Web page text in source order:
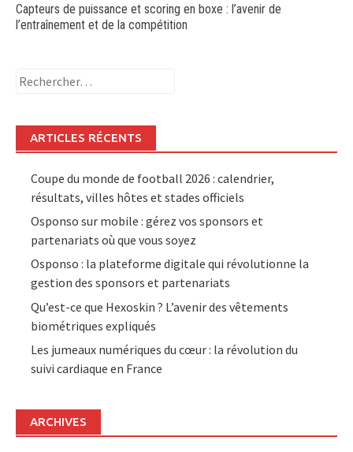
Capteurs de puissance et scoring en boxe : l’avenir de
l’entraînement et de la compétition
ARTICLES RÉCENTS
Coupe du monde de football 2026 : calendrier,
résultats, villes hôtes et stades officiels
Osponso sur mobile : gérez vos sponsors et
partenariats où que vous soyez
Osponso : la plateforme digitale qui révolutionne la
gestion des sponsors et partenariats
Qu’est-ce que Hexoskin ? L’avenir des vêtements
biométriques expliqués
Les jumeaux numériques du cœur : la révolution du
suivi cardiaque en France
ARCHIVES